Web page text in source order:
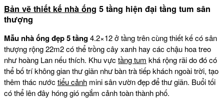
Bản vẽ thiết kế nhà ống 5 tầng hiện đại tầng tum sân
thượng
Mẫu nhà ống đẹp 5 tầng4.2×12 ở tầng trên cùng thiết kế có sân
thượng rộng 22m2 có thể trồng cây xanh hay các chậu hoa treo
như hoàng Lan nếu thích. Khu vực tầng tum khá rộng rãi do đó có
thể bố trí không gian thư giãn như bàn trà tiếp khách ngoài trời, tạo
thêm thác nước tiểu cảnh mini sân vườn đẹp để thư giãn. Buổi tối
có thể lên đây hóng gió ngắm cảnh toàn thành phố.